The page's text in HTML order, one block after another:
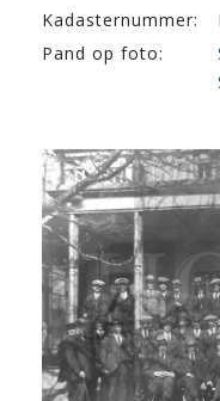
Kadasternummer:
Pand op foto: